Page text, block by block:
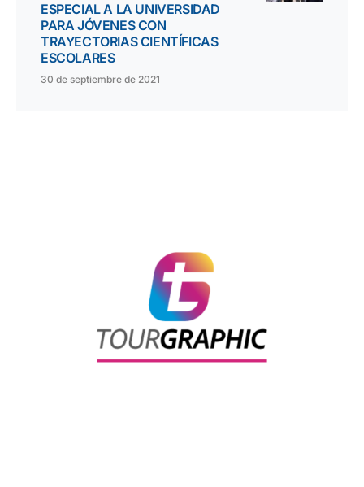
ESPECIAL A LA UNIVERSIDAD
PARA JÓVENES CON
TRAYECTORIAS CIENTÍFICAS
ESCOLARES
30 de septiembre de 2021